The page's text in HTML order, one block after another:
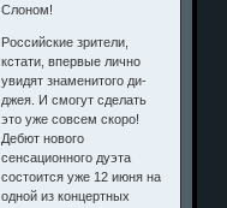
Слоном!
Российские зрители,
кстати, впервые лично
увидят знаменитого ди-
джея. И смогут сделать
это уже совсем скоро!
Дебют нового
сенсационного дуэта
состоится уже 12 июня на
одной из концертных